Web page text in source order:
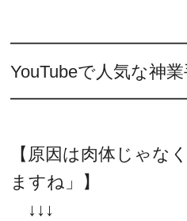
YouTubeで人気な神
【原因は肉体じゃな
ますね」】
↓↓↓